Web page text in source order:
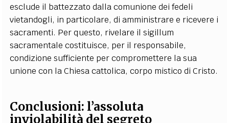
esclude il battezzato dalla comunione dei fedeli
vietandogli, in particolare, di amministrare e ricevere i
sacramenti. Per questo, rivelare il sigillum
sacramentale costituisce, per il responsabile,
condizione sufficiente per compromettere la sua
unione con la Chiesa cattolica, corpo mistico di Cristo.
Conclusioni: l’assoluta
inviolabilità del segreto